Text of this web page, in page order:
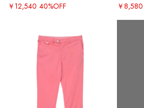
￥12,540 40%OFF ￥8,580